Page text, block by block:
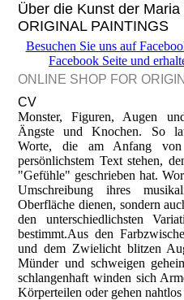
Über die Kunst der
ORIGINAL PAINTINGS
Besuchen Sie uns auf
Facebook Seite und
ONLINE SHOP FOR
CV
Monster, Figuren, Augen
Ängste und Knochen. So
Worte, die am Anfang von
persönlichstem Text stehen,
"Gefühle" geschrieben hat.
Umschreibung ihres
Oberfläche dienen, sondern
den unterschiedlichsten
bestimmt.Aus den
und dem Zwielicht blitzen
Münder und schweigen
schlangenhaft winden sich
Körperteilen oder gehen nahtlos